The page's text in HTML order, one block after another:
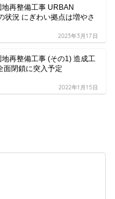
再整備工事 URBAN
状況 にぎわい拠点は増やさ
2023年3月17日
再整備工事 (その1) 造成工
面閉鎖に突入予定
2022年1月15日